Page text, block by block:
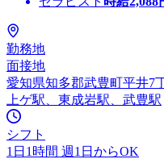
勤務地
面接地
愛知県知多郡武豊町平井7
上ゲ駅、東成岩駅、武豊駅
シフト
1日1時間 週1日からOK